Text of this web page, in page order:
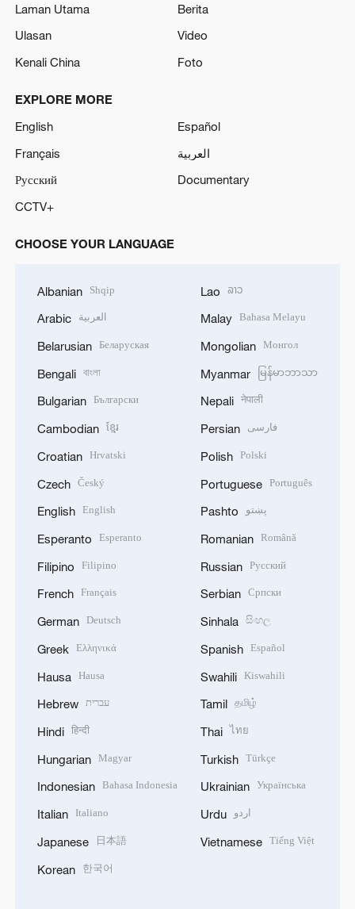
Laman Utama
Berita
Ulasan
Video
Kenali China
Foto
EXPLORE MORE
English
Español
Français
العربية
Русский
Documentary
CCTV+
CHOOSE YOUR LANGUAGE
Albanian Shqip
Arabic العربية
Belarusian Беларуская
Bengali বাংলা
Bulgarian Български
Cambodian ខ្មែរ
Croatian Hrvatski
Czech Český
English English
Esperanto Esperanto
Filipino Filipino
French Français
German Deutsch
Greek Ελληνικά
Hausa Hausa
Hebrew עברית
Hindi हिन्दी
Hungarian Magyar
Indonesian Bahasa Indonesia
Italian Italiano
Japanese 日本語
Korean 한국어
Lao ລາວ
Malay Bahasa Melayu
Mongolian Монгол
Myanmar မြန်မာဘာသာ
Nepali नेपाली
Persian فارسی
Polish Polski
Portuguese Português
Pashto پښتو
Romanian Română
Russian Русский
Serbian Српски
Sinhala සිංහල
Spanish Español
Swahili Kiswahili
Tamil தமிழ்
Thai ไทย
Turkish Türkçe
Ukrainian Українська
Urdu اردو
Vietnamese Tiếng Việt